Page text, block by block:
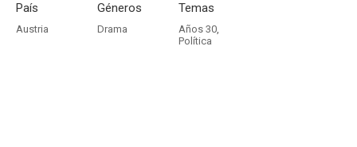
País
Austria
Géneros
Drama
Temas
Años 30,
Política